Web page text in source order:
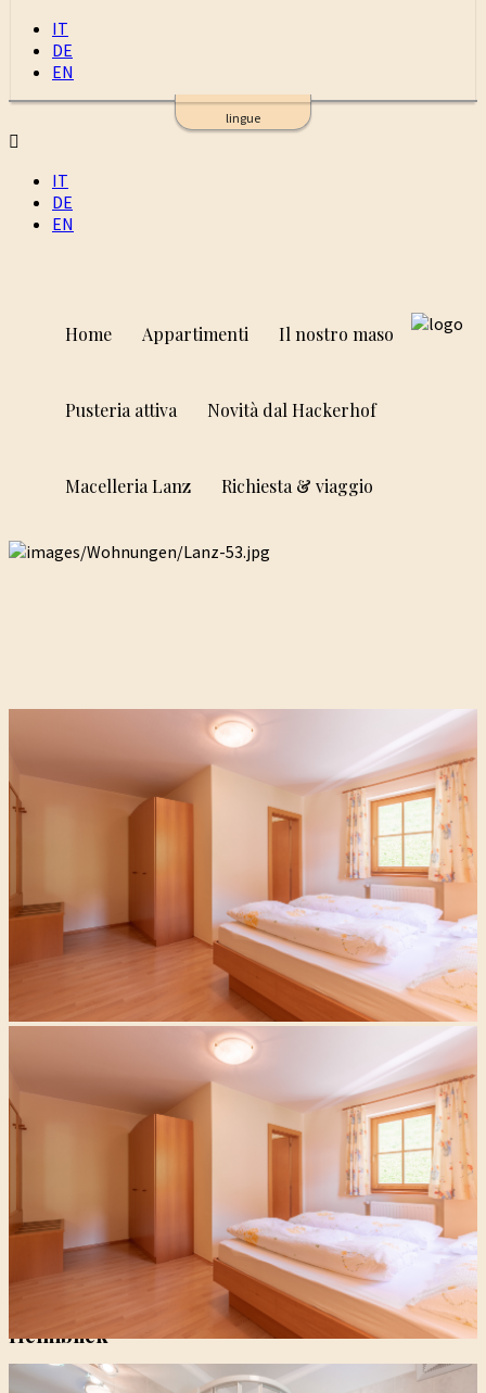
IT
DE
EN
lingue
IT
DE
EN
Home Appartimenti Il nostro maso
Pusteria attiva Novità dal Hackerhof
Macelleria Lanz Richiesta & viaggio
Helmblick
l nome dice tutto: da questo luminoso appartamento di